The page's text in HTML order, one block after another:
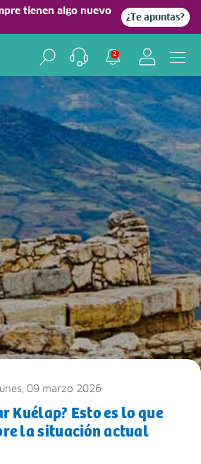
tienen algo nuevo
¿Te apuntas?
2
09 marzo 2026
Kuélap? Esto es lo que
la situación actual